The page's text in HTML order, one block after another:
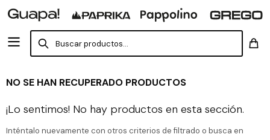
NO SE HAN RECUPERADO PRODUCTOS
¡Lo sentimos! No hay productos en esta sección.
Inténtalo nuevamente con otros criterios de filtrado o busca en